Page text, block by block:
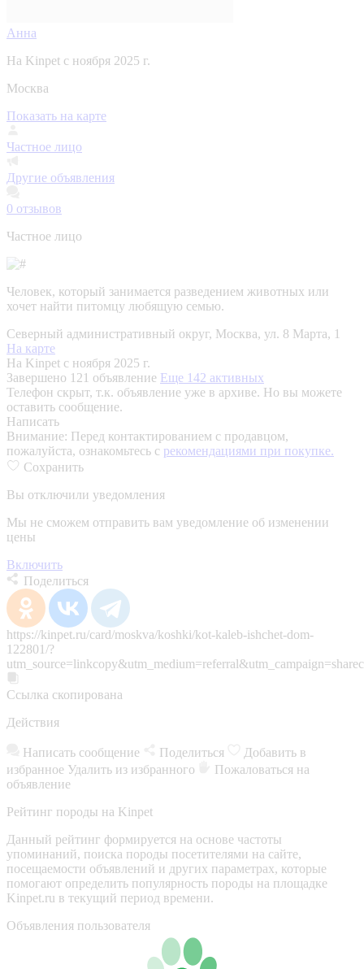
Анна
На Kinpet c ноября 2025 г.
Москва
Показать на карте
Частное лицо
Другие объявления
0 отзывов
Частное лицо
Человек, который занимается разведением животных или
хочет найти питомцу любящую семью.
Северный административный округ, Москва, ул. 8 Марта, 1
На карте
На Kinpet c ноября 2025 г.
Завершено 121 объявление Еще 142 активных
Телефон скрыт, т.к. объявление уже в архиве. Но вы можете
оставить сообщение.
Написать
Внимание: Перед контактированием с продавцом,
пожалуйста, ознакомьтесь с рекомендациями при покупке.
Сохранить
Вы отключили уведомления
Мы не сможем отправить вам уведомление об изменении
цены
Включить
Поделиться
https://kinpet.ru/card/moskva/koshki/kot-kaleb-ishchet-dom-
122801/?
Ссылка скопирована
Действия
Написать сообщение Поделиться
Добавить в
избранное Удалить из избранного
Пожаловаться на
объявление
Рейтинг породы на Kinpet
Данный рейтинг формируется на основе частоты
упоминаний, поиска породы посетителями на сайте,
посещаемости объявлений и других параметрах, которые
помогают определить популярность породы на площадке
Kinpet.ru в текущий период времени.
Объявления пользователя